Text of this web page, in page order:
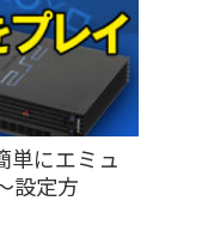
単にエミュ
設定方